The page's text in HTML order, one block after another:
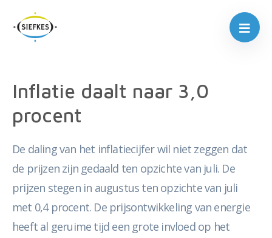
Inflatie daalt naar 3,0
procent
De daling van het inflatiecijfer wil niet zeggen dat
de prijzen zijn gedaald ten opzichte van juli. De
prijzen stegen in augustus ten opzichte van juli
met 0,4 procent. De prijsontwikkeling van energie
heeft al geruime tijd een grote invloed op het